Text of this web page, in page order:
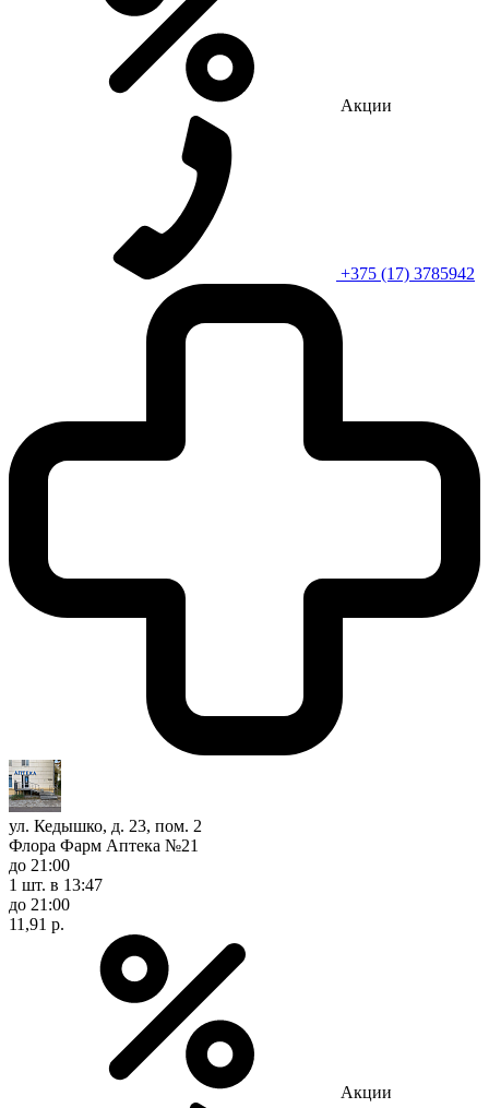
Акции
+375 (17) 3785942
ул. Кедышко, д. 23, пом. 2
Флора Фарм Аптека №21
до 21:00
1 шт. в 13:47
до 21:00
11,91 р.
Акции